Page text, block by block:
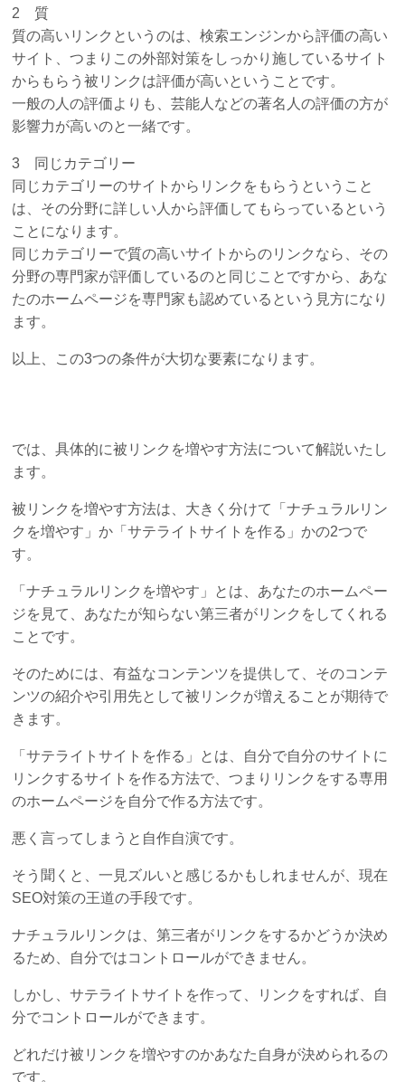
2 質
質の高いリンクというのは、検索エンジンから評価の高い
サイト、つまりこの外部対策をしっかり施しているサイト
からもらう被リンクは評価が高いということです。
一般の人の評価よりも、芸能人などの著名人の評価の方が
影響力が高いのと一緒です。
3 同じカテゴリー
同じカテゴリーのサイトからリンクをもらうということ
は、その分野に詳しい人から評価してもらっているという
ことになります。
同じカテゴリーで質の高いサイトからのリンクなら、その
分野の専門家が評価しているのと同じことですから、あな
たのホームページを専門家も認めているという見方になり
ます。
以上、この3つの条件が大切な要素になります。
では、具体的に被リンクを増やす方法について解説いたし
ます。
被リンクを増やす方法は、大きく分けて「ナチュラルリン
クを増やす」か「サテライトサイトを作る」かの2つで
す。
「ナチュラルリンクを増やす」とは、あなたのホームペー
ジを見て、あなたが知らない第三者がリンクをしてくれる
ことです。
そのためには、有益なコンテンツを提供して、そのコンテ
ンツの紹介や引用先として被リンクが増えることが期待で
きます。
「サテライトサイトを作る」とは、自分で自分のサイトに
リンクするサイトを作る方法で、つまりリンクをする専用
のホームページを自分で作る方法です。
悪く言ってしまうと自作自演です。
そう聞くと、一見ズルいと感じるかもしれませんが、現在
SEO対策の王道の手段です。
ナチュラルリンクは、第三者がリンクをするかどうか決め
るため、自分ではコントロールができません。
しかし、サテライトサイトを作って、リンクをすれば、自
分でコントロールができます。
どれだけ被リンクを増やすのかあなた自身が決められるの
です。